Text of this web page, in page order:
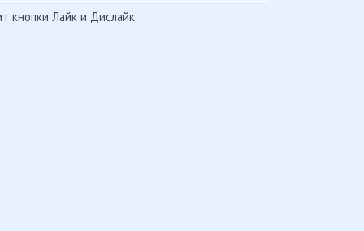
кнопки Лайк и Дислайк